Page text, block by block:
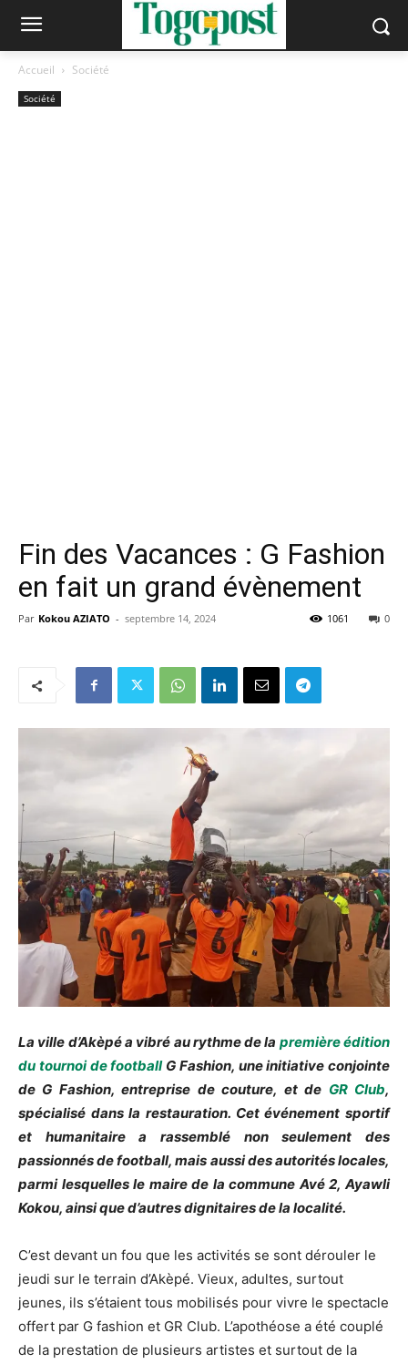
Accueil Société
Société
Fin des Vacances : G Fashion
en fait un grand évènement
Par Kokou AZIATO - septembre 14, 2024 0
1061
La ville d’Akèpé a vibré au rythme de la première édition
du tournoi de footballG Fashion, une initiative conjointe
de G Fashion, entreprise de couture, et de GR Club,
spécialisé dans la restauration. Cet événement sportif
et humanitaire a rassemblé non seulement des
passionnés de football, mais aussi des autorités locales,
parmi lesquelles le maire de la commune Avé 2, Ayawli
Kokou, ainsi que d’autres dignitaires de la localité.
C’est devant un fou que les activités se sont dérouler le
jeudi sur le terrain d’Akèpé. Vieux, adultes, surtout
jeunes, ils s’étaient tous mobilisés pour vivre le spectacle
offert par G fashion et GR Club. L’apothéose a été couplé
de la prestation de plusieurs artistes et surtout de la